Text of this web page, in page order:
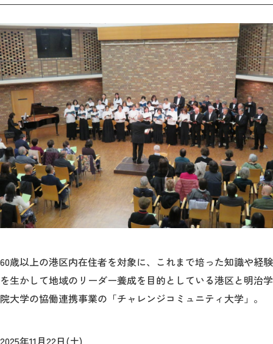
報道関係の方
明治学院大学について
教育
研究
学生生活
留学・国際交流
キャリア
生涯学習・社会連携
60歳以上の港区内在住者を対象に、これまで培った知識や経験
を生かして地域のリーダー養成を目的としている港区と明治学
院大学の協働連携事業の「チャレンジコミュニティ大学」。
2025年11月22日(土)